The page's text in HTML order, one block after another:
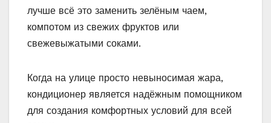
лучше всё это заменить зелёным чаем,
компотом из свежих фруктов или
свежевыжатыми соками.
Когда на улице просто невыносимая жара,
кондиционер является надёжным помощником
для создания комфортных условий для всей